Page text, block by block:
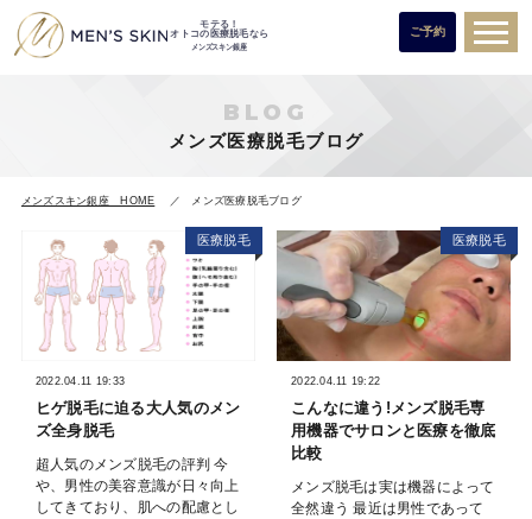
モテる！
オトコの医療脱毛なら
メンズスキン銀座
ご予約
BLOG
メンズ医療脱毛ブログ
メンズスキン銀座 HOME メンズ医療脱毛ブログ
医療脱毛
2022.04.11 19:33
ヒゲ脱毛に迫る大人気のメン
ズ全身脱毛
超人気のメンズ脱毛の評判 今
や、男性の美容意識が日々向上
してきており、肌への配慮とし
医療脱毛
2022.04.11 19:22
こんなに違う!メンズ脱毛専
用機器でサロンと医療を徹底
比較
メンズ脱毛は実は機器によって
全然違う 最近は男性であって